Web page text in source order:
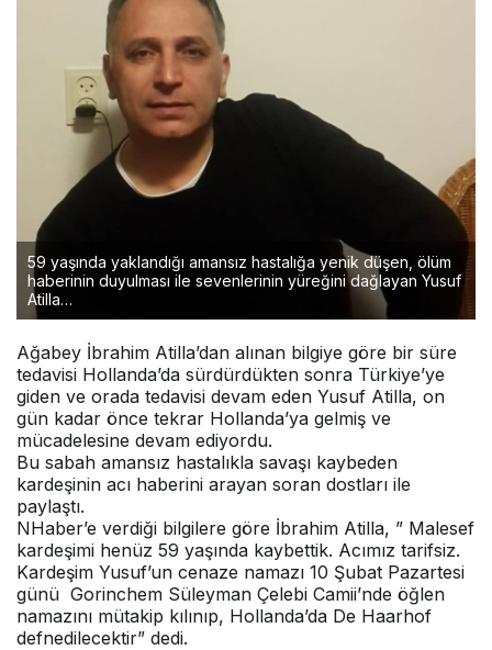
59 yaşında yaklandığı amansız hastalığa yenik düşen, ölüm
haberinin duyulması ile sevenlerinin yüreğini dağlayan Yusuf
Atilla…
Ağabey İbrahim Atilla’dan alınan bilgiye göre bir süre
tedavisi Hollanda’da sürdürdükten sonra Türkiye’ye
giden ve orada tedavisi devam eden Yusuf Atilla, on
gün kadar önce tekrar Hollanda’ya gelmiş ve
mücadelesine devam ediyordu.
Bu sabah amansız hastalıkla savaşı kaybeden
kardeşinin acı haberini arayan soran dostları ile
paylaştı.
NHaber’e verdiği bilgilere göre İbrahim Atilla, ” Malesef
kardeşimi henüz 59 yaşında kaybettik. Acımız tarifsiz.
Kardeşim Yusuf’un cenaze namazı 10 Şubat Pazartesi
günü Gorinchem Süleyman Çelebi Camii’nde öğlen
namazını mütakip kılınıp, Hollanda’da De Haarhof
defnedilecektir” dedi.